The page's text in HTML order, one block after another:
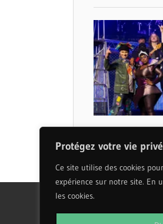
Protégez votre vie
Ce site utilise des cookies
expérience sur notre site. En
les cookies.